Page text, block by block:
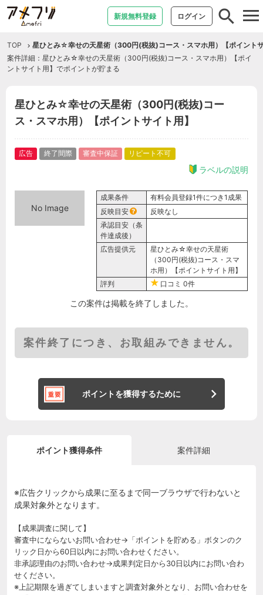
新規無料登録 ログイン
TOP
星ひとみ☆幸せの天星術（300円(税抜)コース・スマホ用）【ポイント
案件詳細：星ひとみ☆幸せの天星術（300円(税抜)コース・スマホ用）【ポイ
ントサイト用】でポイントが貯まる
星ひとみ☆幸せの天星術（300円(税抜)コー
ス・スマホ用）【ポイントサイト用】
広告 終了間際 審査中保証 リピート不可
ラベルの説明
No Image
成果条件
有料会員登録1件につき1成果
反映目安
反映なし
承認目安（条
件達成後）
広告提供元
星ひとみ☆幸せの天星術
（300円(税抜)コース・スマ
ホ用）【ポイントサイト用】
評判
口コミ 0件
この案件は掲載を終了しました。
案件終了につき、お取組みできません。
ポイントを獲得するために
ポイント獲得条件 案件詳細
※広告クリックから成果に至るまで同一ブラウザで行わないと
成果対象外となります。
【成果調査に関して】
審査中にならないお問い合わせ→「ポイントを貯める」ボタンのク
リック日から60日以内にお問い合わせください。
非承認理由のお問い合わせ→成果判定日から30日以内にお問い合わ
せください。
※上記期限を過ぎてしまいますと調査対象外となり、お問い合わせを